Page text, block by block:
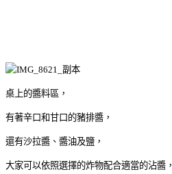
桌上的醬料區，
有著辛口和甘口的豬排醬，
還有沙拉醬、醬油及鹽，
大家可以依照選擇的炸物配合適當的沾醬，